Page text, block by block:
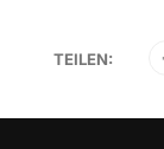
TEILEN: